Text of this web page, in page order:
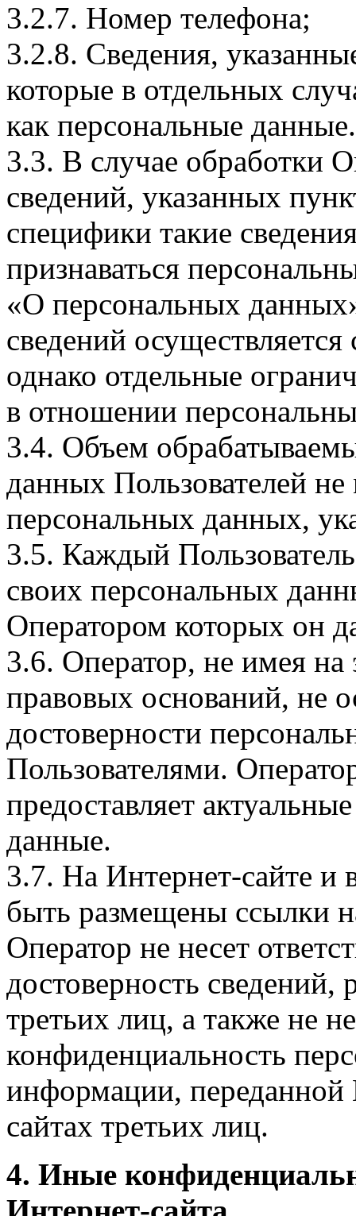
3.2.7. Номер телефона;
3.2.8. Сведения,
которые в отдельных
как персональные данные.
3.3. В случае обработки
сведений, указанных
специфики такие
признаваться
«О персональных
сведений
однако отдельные
в отношении
3.4. Объем
данных Пользователей
персональных данных,
3.5. Каждый
своих персональных
Оператором которых он
3.6. Оператор, не имея
правовых оснований, не
достоверности
Пользователями.
предоставляет
данные.
3.7. На Интернет-сайте
быть размещены ссылки
Оператор не несет
достоверность
третьих лиц, а также не
конфиденциальность
информации, переданной
сайтах третьих лиц.
4. Иные